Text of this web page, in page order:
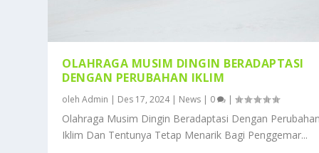
OLAHRAGA MUSIM DINGIN BERADAPTASI
DENGAN PERUBAHAN IKLIM
olehAdmin | Des 17, 2024| News | 0 |
Olahraga Musim Dingin Beradaptasi Dengan
Iklim Dan Tentunya Tetap Menarik Bagi Penggemar...